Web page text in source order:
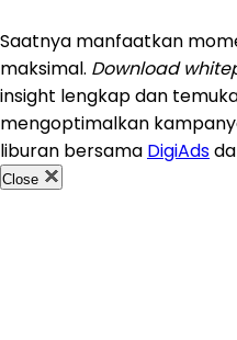
Saatnya manfaatkan
maksimal. Download
insight lengkap dan
mengoptimalkan
liburan bersama DigiAds
Close